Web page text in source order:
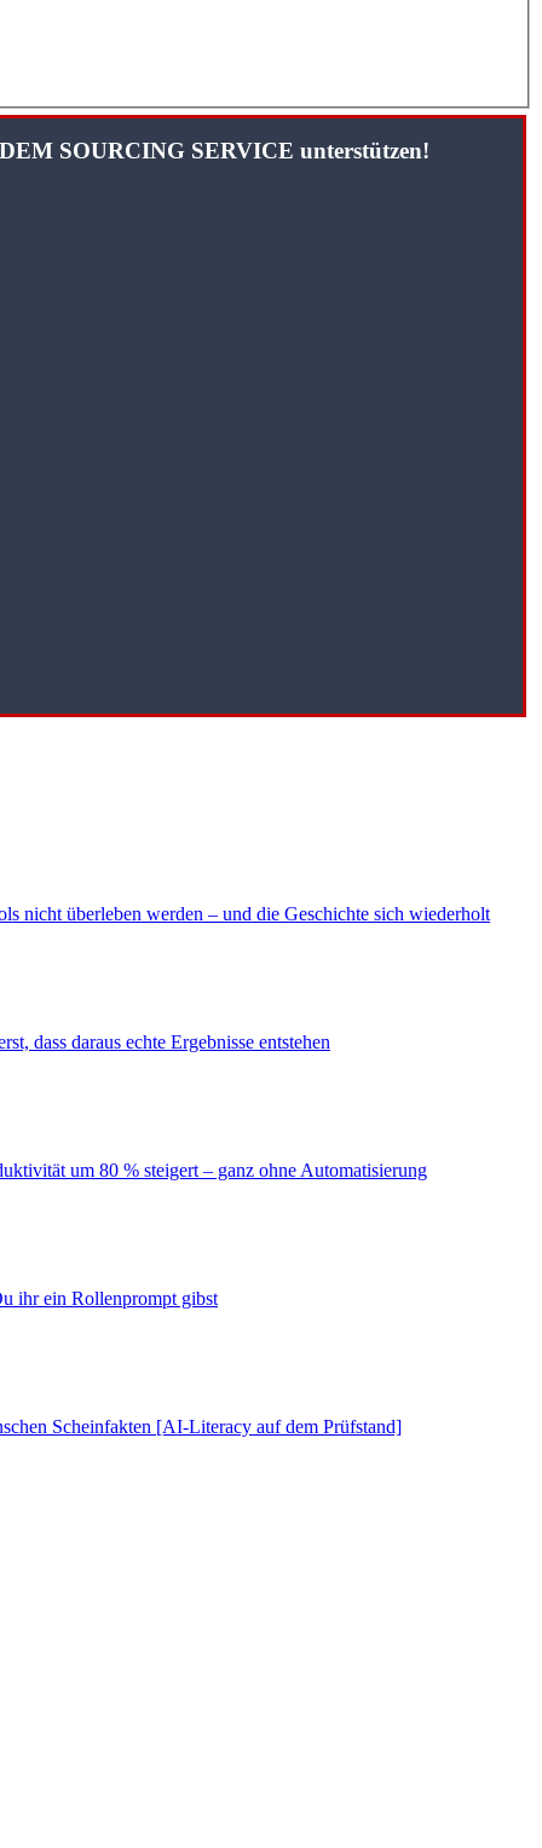
SOURCING SERVICE unterstützen!
nicht überleben werden – und die Geschichte sich wiederholt
dass daraus echte Ergebnisse entstehen
um 80 % steigert – ganz ohne Automatisierung
ihr ein Rollenprompt gibst
Scheinfakten [AI-Literacy auf dem Prüfstand]